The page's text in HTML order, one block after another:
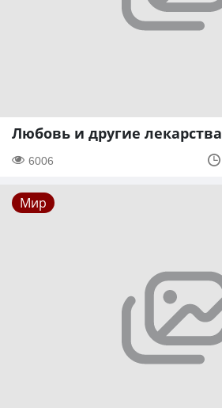
Любовь и другие лекарства
6006
Мир